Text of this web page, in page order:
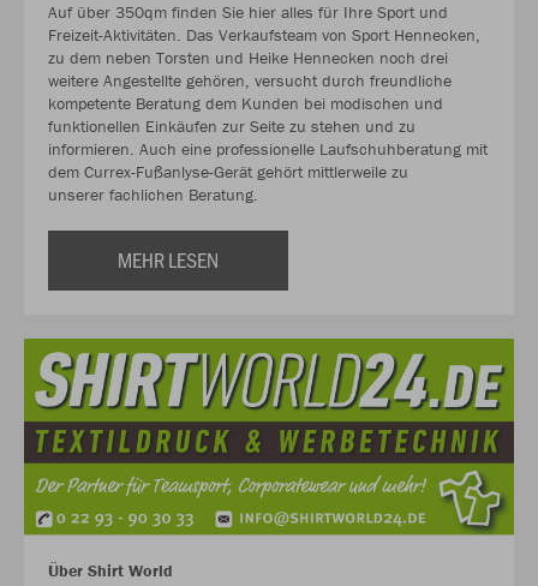
Auf über 350qm finden Sie hier alles für Ihre Sport und
Freizeit-Aktivitäten. Das Verkaufsteam von Sport Hennecken,
zu dem neben Torsten und Heike Hennecken noch drei
weitere Angestellte gehören, versucht durch freundliche
kompetente Beratung dem Kunden bei modischen und
funktionellen Einkäufen zur Seite zu stehen und zu
informieren. Auch eine professionelle Laufschuhberatung mit
dem Currex-Fußanlyse-Gerät gehört mittlerweile zu
unserer fachlichen Beratung.
MEHR LESEN
Über Shirt World